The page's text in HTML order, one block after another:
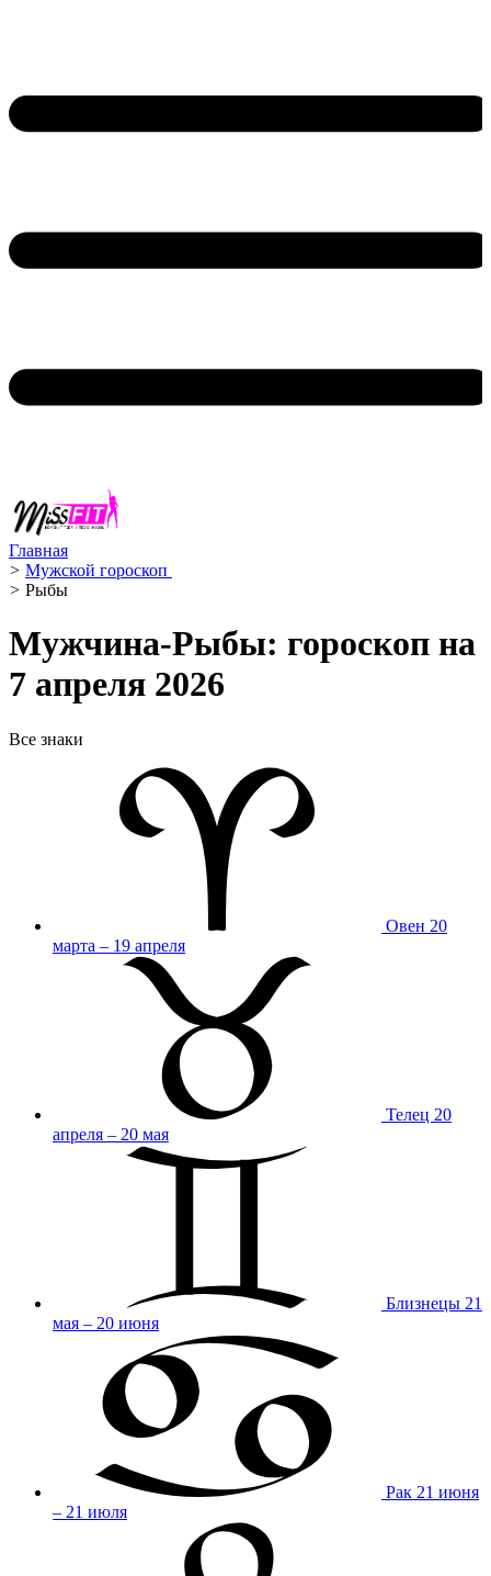
Главная
> Мужской гороскоп ️
> Рыбы ️
Мужчина-Рыбы: гороскоп на
7 апреля 2026
Все знаки
Овен 20
марта – 19 апреля
Телец 20
апреля – 20 мая
Близнецы 21
мая – 20 июня
Рак 21 июня
– 21 июля